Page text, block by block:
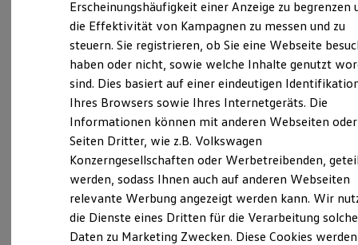
Reichweite der ID. Modelle
Reichweite im Winter
Rekuperation
Laden unterwegs
Laden Zuhause
Ladestationen finden
Batterie
Sicherheit
Garantie und Lebensdauer
Nachhaltigkeit
Technologie
Kosten und Kauf
Verbrauchskosten
Lehrer-Köhne-Straße 9-11, 26871 Papenburg
schwarte.papenburg@nowag.com
+49 4961 92970
Montag -Freitag 08:00-18:00 Uhr
Samstag
08:00-12:30 Uhr
Sonntag
Geschlossen
Ansprechpartner
Erscheinungshäufigkeit einer Anzeige zu begrenzen
die Effektivität von Kampagnen zu messen und zu
steuern. Sie registrieren, ob Sie eine Webseite
haben oder nicht, sowie welche Inhalte genutzt
sind. Dies basiert auf einer eindeutigen
Ihres Browsers sowie Ihres Internetgeräts. Die
Informationen können mit anderen Webseiten oder
Seiten Dritter, wie z.B. Volkswagen
Konzerngesellschaften oder Werbetreibenden,
werden, sodass Ihnen auch auf anderen Webseiten
relevante Werbung angezeigt werden kann. Wir
die Dienste eines Dritten für die Verarbeitung
Daten zu Marketing Zwecken. Diese Cookies